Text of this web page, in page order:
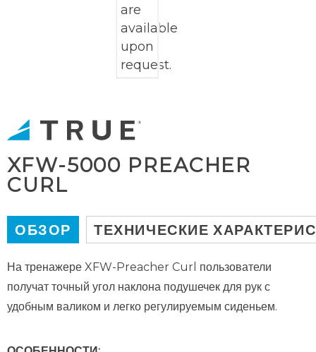
XFW-5000 PREACHER
CURL
ОБЗОР ТЕХНИЧЕСКИЕ
На тренажере XFW-Preacher Curl пользователи
получат точный угол наклона подушечек для рук с
удобным валиком и легко регулируемым сиденьем.